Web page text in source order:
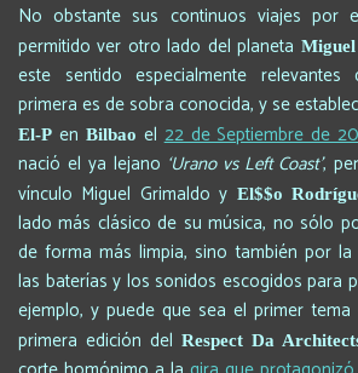
No obstante sus continuos viajes por
permitido ver otro lado del planeta
este sentido especialmente
primera es de sobra conocida, y se
El-P en Bilbao el22 de Septiembre de
nació el ya lejano ‘Urano vs Left Coast’,
vínculo Miguel Grimaldo y El$$o
lado más clásico de su música, no sólo
de forma más limpia, sino también por
las baterías y los sonidos escogidos para
ejemplo, y puede que sea el primer
primera edición del Respect Da